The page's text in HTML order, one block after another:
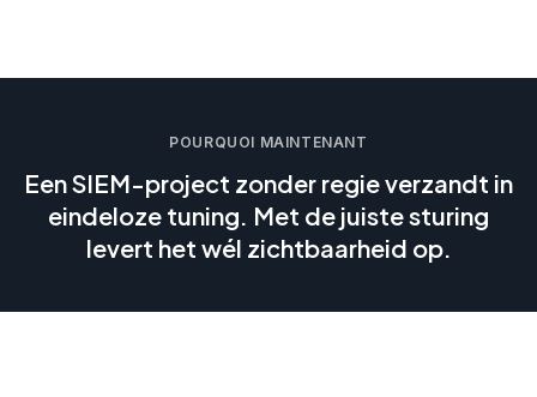
POURQUOI MAINTENANT
Een SIEM-project zonder regie verzandt in
eindeloze tuning. Met de juiste sturing
levert het wél zichtbaarheid op.